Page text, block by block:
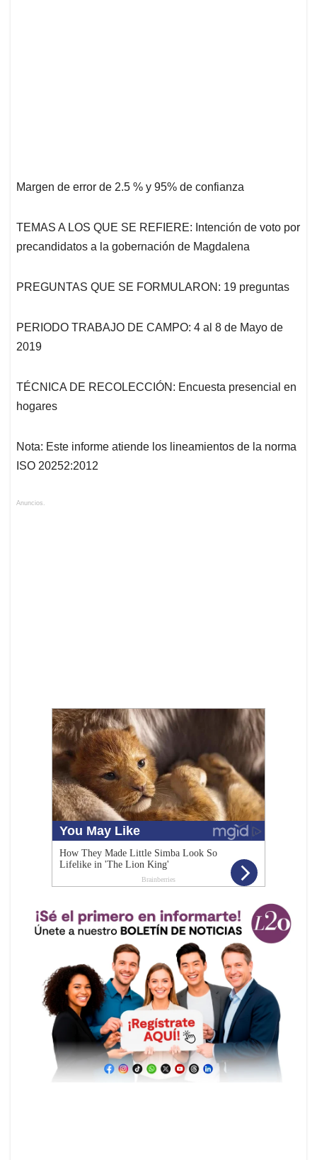
Margen de error de 2.5 % y 95% de confianza
TEMAS A LOS QUE SE REFIERE: Intención de voto por
precandidatos a la gobernación de Magdalena
PREGUNTAS QUE SE FORMULARON: 19 preguntas
PERIODO TRABAJO DE CAMPO: 4 al 8 de Mayo de
2019
TÉCNICA DE RECOLECCIÓN: Encuesta presencial en
hogares
Nota: Este informe atiende los lineamientos de la norma
ISO 20252:2012
Anuncios.